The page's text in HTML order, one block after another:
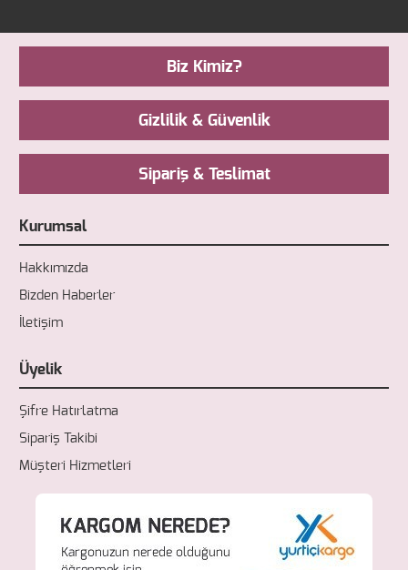
Biz Kimiz?
Gizlilik & Güvenlik
Sipariş & Teslimat
Kurumsal
Hakkımızda
Bizden Haberler
İletişim
Üyelik
Şifre Hatırlatma
Sipariş Takibi
Müşteri Hizmetleri